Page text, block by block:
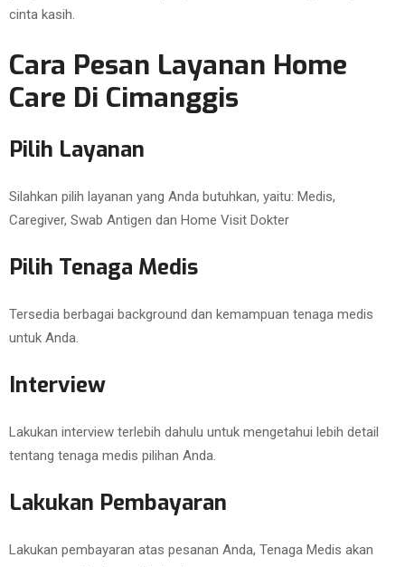
cinta kasih.
Cara Pesan Layanan Home
Care Di Cimanggis
Pilih Layanan
Silahkan pilih layanan yang Anda butuhkan, yaitu: Medis,
Caregiver, Swab Antigen dan Home Visit Dokter
Pilih Tenaga Medis
Tersedia berbagai background dan kemampuan tenaga medis
untuk Anda.
Interview
Lakukan interview terlebih dahulu untuk mengetahui lebih detail
tentang tenaga medis pilihan Anda.
Lakukan Pembayaran
Lakukan pembayaran atas pesanan Anda, Tenaga Medis akan